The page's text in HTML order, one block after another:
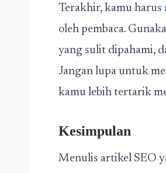
Terakhir, kamu harus
oleh pembaca.
yang sulit dipahami,
Jangan lupa untuk
kamu lebih tertarik
Kesimpulan
Menulis artikel SEO